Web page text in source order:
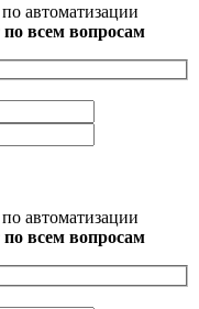
автоматизации
по всем вопросам
автоматизации
по всем вопросам